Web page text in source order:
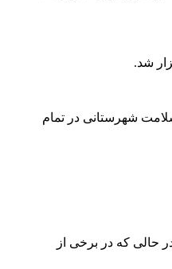
شد.
در ۱۷ آذرماه جاری خبر داد و گفت: مجامع سلامت شهرستانی در تمام
حالی که در برخی از